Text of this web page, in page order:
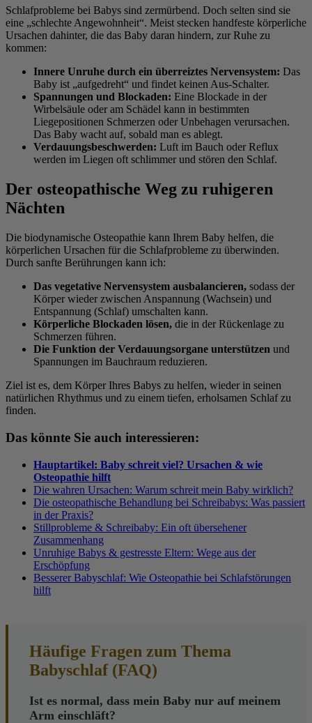
Schlafprobleme bei Babys sind zermürbend. Doch selten sind sie
eine „schlechte Angewohnheit“. Meist stecken handfeste körperliche
Ursachen dahinter, die das Baby daran hindern, zur Ruhe zu
kommen:
Innere Unruhe durch ein überreiztes Nervensystem: Das
Baby ist „aufgedreht“ und findet keinen Aus-Schalter.
Spannungen und Blockaden: Eine Blockade in der
Wirbelsäule oder am Schädel kann in bestimmten
Liegepositionen Schmerzen oder Unbehagen verursachen.
Das Baby wacht auf, sobald man es ablegt.
Verdauungsbeschwerden: Luft im Bauch oder Reflux
werden im Liegen oft schlimmer und stören den Schlaf.
Der osteopathische Weg zu ruhigeren
Nächten
Die biodynamische Osteopathie kann Ihrem Baby helfen, die
körperlichen Ursachen für die Schlafprobleme zu überwinden.
Durch sanfte Berührungen kann ich:
Das vegetative Nervensystem ausbalancieren, sodass der
Körper wieder zwischen Anspannung (Wachsein) und
Entspannung (Schlaf) umschalten kann.
Körperliche Blockaden lösen, die in der Rückenlage zu
Schmerzen führen.
Die Funktion der Verdauungsorgane unterstützen und
Spannungen im Bauchraum reduzieren.
Ziel ist es, dem Körper Ihres Babys zu helfen, wieder in seinen
natürlichen Rhythmus und zu einem tiefen, erholsamen Schlaf zu
finden.
Das könnte Sie auch interessieren:
Hauptartikel: Baby schreit viel? Ursachen & wie
Osteopathie hilft
Die wahren Ursachen: Warum schreit mein Baby wirklich?
Die osteopathische Behandlung bei Schreibabys: Was passiert
in der Praxis?
Stillprobleme & Schreibaby: Ein oft übersehener
Zusammenhang
Unruhige Babys & gestresste Eltern: Wege aus der
Erschöpfung
Besserer Babyschlaf: Wie Osteopathie bei Schlafstörungen
hilft
Häufige Fragen zum Thema
Babyschlaf (FAQ)
Ist es normal, dass mein Baby nur auf meinem
Arm einschläft?